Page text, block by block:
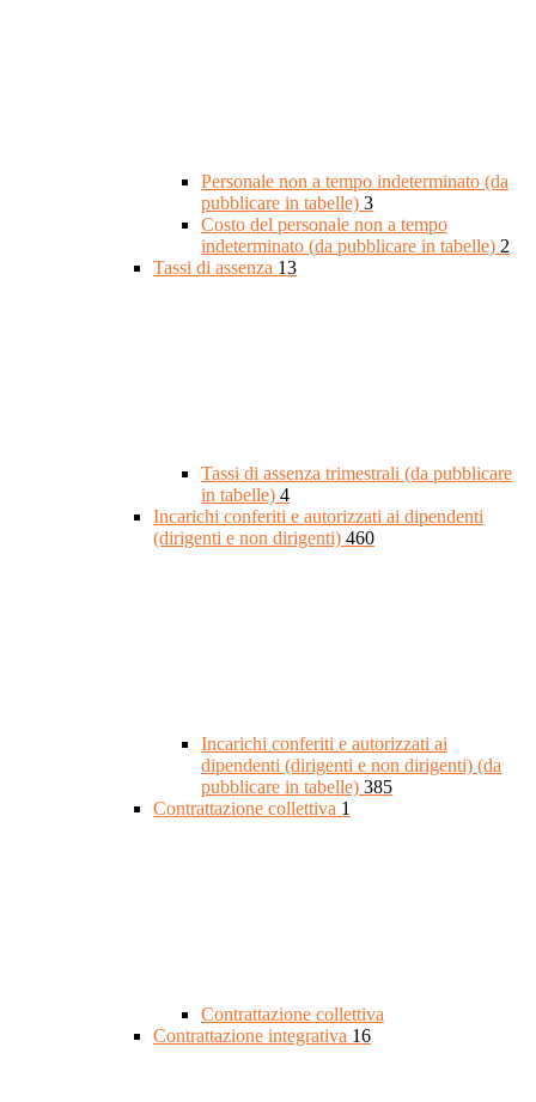
Personale non a tempo indeterminato (da
pubblicare in tabelle) 3
Costo del personale non a tempo
indeterminato (da pubblicare in tabelle) 2
Tassi di assenza 13
Tassi di assenza trimestrali (da pubblicare
in tabelle) 4
Incarichi conferiti e autorizzati ai dipendenti
(dirigenti e non dirigenti) 460
Incarichi conferiti e autorizzati ai
dipendenti (dirigenti e non dirigenti) (da
pubblicare in tabelle) 385
Contrattazione collettiva 1
Contrattazione collettiva
Contrattazione integrativa 16